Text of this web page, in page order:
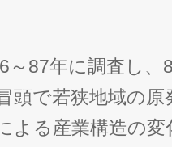
～87年に調査し、
頭で若狭地域の原
よる産業構造の変